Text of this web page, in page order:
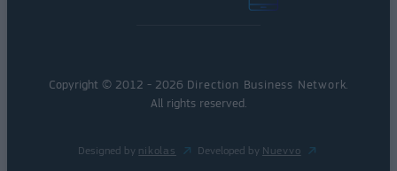
Copyright © 2012 - 2026 Direction Business Network
All rights reserved.
Designed by nikolas Developed by Nuevvo